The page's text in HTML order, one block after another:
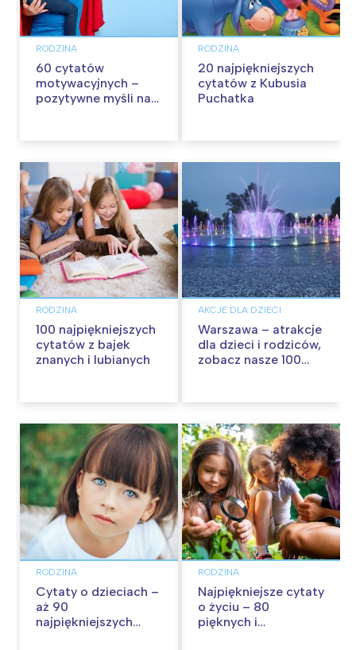
RODZINA
60 cytatów
motywacyjnych –
pozytywne myśli na
RODZINA
20 najpiękniejszych
cytatów z Kubusia
Puchatka
RODZINA
100 najpiękniejszych
cytatów z bajek
znanych i lubianych
AKCJE DLA DZIECI
Warszawa – atrakcje
dla dzieci i rodziców,
zobacz nasze 100
RODZINA
Cytaty o dzieciach –
aż 90
najpiękniejszych
RODZINA
Najpiękniejsze cytaty
o życiu – 80
pięknych i